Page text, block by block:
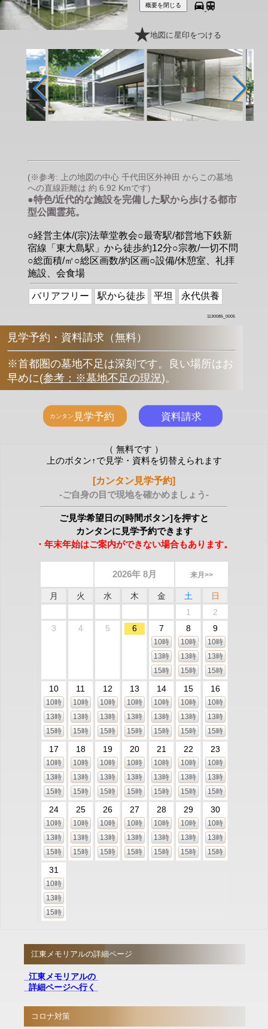
概要を閉じる
地図に星印をつける
(※参考: 上の地図の中心 千代田区外神田 からこの墓地
への直線距離は 約 6.92 Kmです)
●特色/近代的な施設を完備した駅から歩ける都市
型公園霊苑。
○経営主体/(宗)法華堂教会○最寄駅/都営地下鉄新
宿線「東大島駅」から徒歩約12分○宗教/一切不問
○総面積/㎡○総区画数/約区画○設備/休憩室、礼拝
施設、会食場
バリアフリー 駅から徒歩 平坦 永代供養
1130085_0005
見学予約・資料請求（無料）
※首都圏の墓地不足は深刻です。良い場所はお
早めに(参考：※墓地不足の現況)。
（ 無料です ）
上のボタン↑で見学・資料を切替えられます
[カンタン見学予約]
-ご自身の目で現地を確かめましょう-
ご見学希望日の[時間ボタン]を押すと
カンタンに見学予約できます
・年末年始はご案内ができない場合もあります。
2026年 8月 来月>>
月 火 水 木 金 土
日
1
2
3
4 5 6 7
10時
13時
15時
8
10時
13時
15時
9
10時
13時
15時
10
10時
13時
15時
11
10時
13時
15時
12
10時
13時
15時
13
10時
13時
15時
14
10時
13時
15時
15
10時
13時
15時
16
10時
13時
15時
17
10時
13時
15時
18
10時
13時
15時
19
10時
13時
15時
20
10時
13時
15時
21
10時
13時
15時
22
10時
13時
15時
23
10時
13時
15時
24
10時
13時
15時
25
10時
13時
15時
26
10時
13時
15時
27
10時
13時
15時
28
10時
13時
15時
29
10時
13時
15時
30
10時
13時
15時
31
10時
13時
15時
江東メモリアルの詳細ページ
江東メモリアルの
詳細ページへ行く
コロナ対策